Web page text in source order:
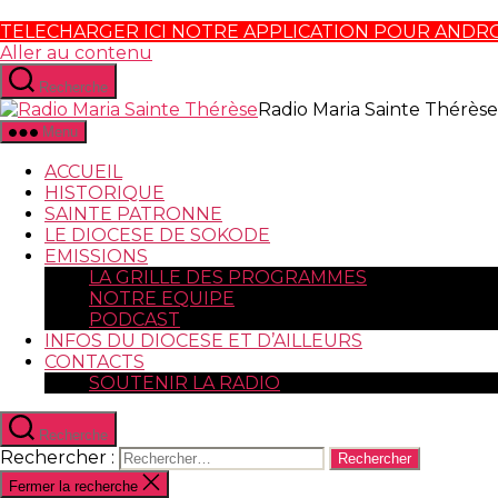
TELECHARGER ICI NOTRE APPLICATION POUR
Aller au contenu
Recherche
Radio Maria Sainte Thérèse
Menu
ACCUEIL
HISTORIQUE
SAINTE PATRONNE
LE DIOCESE DE SOKODE
EMISSIONS
LA GRILLE DES PROGRAMMES
NOTRE EQUIPE
PODCAST
INFOS DU DIOCESE ET D’AILLEURS
CONTACTS
SOUTENIR LA RADIO
Recherche
Rechercher :
Fermer la recherche